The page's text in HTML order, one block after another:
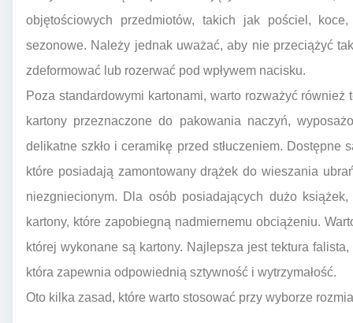
objętościowych przedmiotów, takich jak pościel,
sezonowe. Należy jednak uważać, aby nie przeciążyć
zdeformować lub rozerwać pod wpływem nacisku.
Poza standardowymi kartonami, warto rozważyć
kartony przeznaczone do pakowania naczyń,
delikatne szkło i ceramikę przed stłuczeniem. Dostępne
które posiadają zamontowany drążek do wieszania
niezgniecionym. Dla osób posiadających dużo
kartony, które zapobiegną nadmiernemu obciążeniu.
której wykonane są kartony. Najlepsza jest tektura
która zapewnia odpowiednią sztywność i wytrzymałość.
Oto kilka zasad, które warto stosować przy wyborze